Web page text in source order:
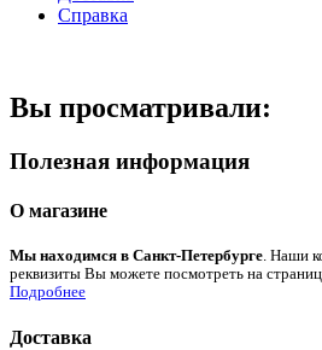
Справка
Вы просматривали:
Полезная информация
О магазине
Мы находимся в Санкт-Петербурге. Наши
реквизиты Вы можете посмотреть на
Подробнее
Доставка